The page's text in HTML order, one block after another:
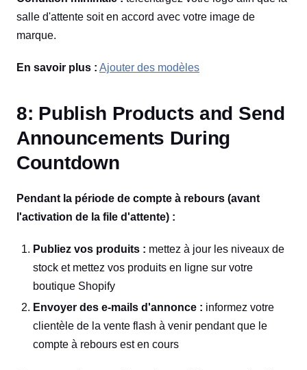
salle d'attente soit en accord avec votre image de
marque.
En savoir plus : Ajouter des modèles
8: Publish Products and Send
Announcements During
Countdown
Pendant la période de compte à rebours (avant
l'activation de la file d'attente) :
Publiez vos produits : mettez à jour les niveaux de
stock et mettez vos produits en ligne sur votre
boutique Shopify
Envoyer des e-mails d'annonce : informez votre
clientèle de la vente flash à venir pendant que le
compte à rebours est en cours